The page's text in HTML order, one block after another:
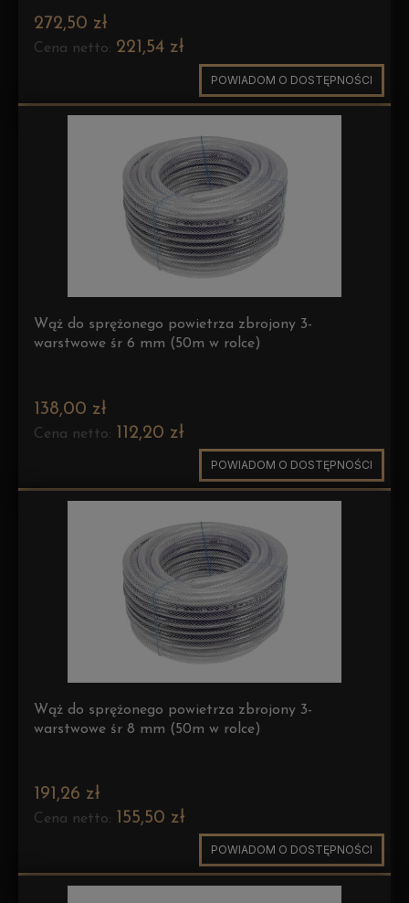
272,50 zł
Cena netto: 221,54 zł
POWIADOM O DOSTĘPNOŚCI
Wąż do sprężonego powietrza zbrojony 3-
warstwowe śr 6 mm (50m w rolce)
138,00 zł
Cena netto: 112,20 zł
POWIADOM O DOSTĘPNOŚCI
Wąż do sprężonego powietrza zbrojony 3-
warstwowe śr 8 mm (50m w rolce)
191,26 zł
Cena netto: 155,50 zł
POWIADOM O DOSTĘPNOŚCI